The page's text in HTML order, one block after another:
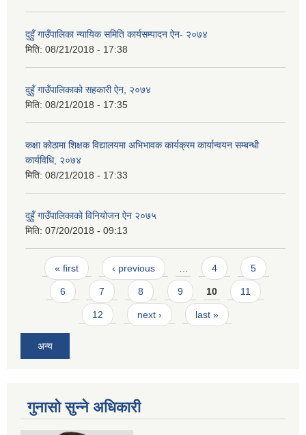
दुहुँ गाउँपालिका न्यायिक समिति कार्यसम्पादन ऐन- २०७४
मिति: 08/21/2018 - 17:38
दुहुँ गाउँपालिकाको सहकारी ऐन, २०७४
मिति: 08/21/2018 - 17:35
कक्षा कोठामा शिक्षक विद्यालयमा अभिभावक कार्यक्रम कार्यान्वयन सम्बन्धी
कार्यविधि, २०७४
मिति: 08/21/2018 - 17:33
दुहुँ गाउँपालिकाको विनियोजन ऐन २०७५
मिति: 07/20/2018 - 09:13
Pages
« first ‹ previous 4 5
6 7 8 9 10 11
12 next › last »
अन्य
गुनासो सुन्ने अधिकारी